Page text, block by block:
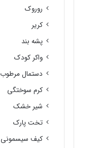
روروک
کریر
پشه بند
واکر کودک
دستمال مرطوب
کرم سوختگی
شیر خشک
تخت پارک
کیف سیسمونی